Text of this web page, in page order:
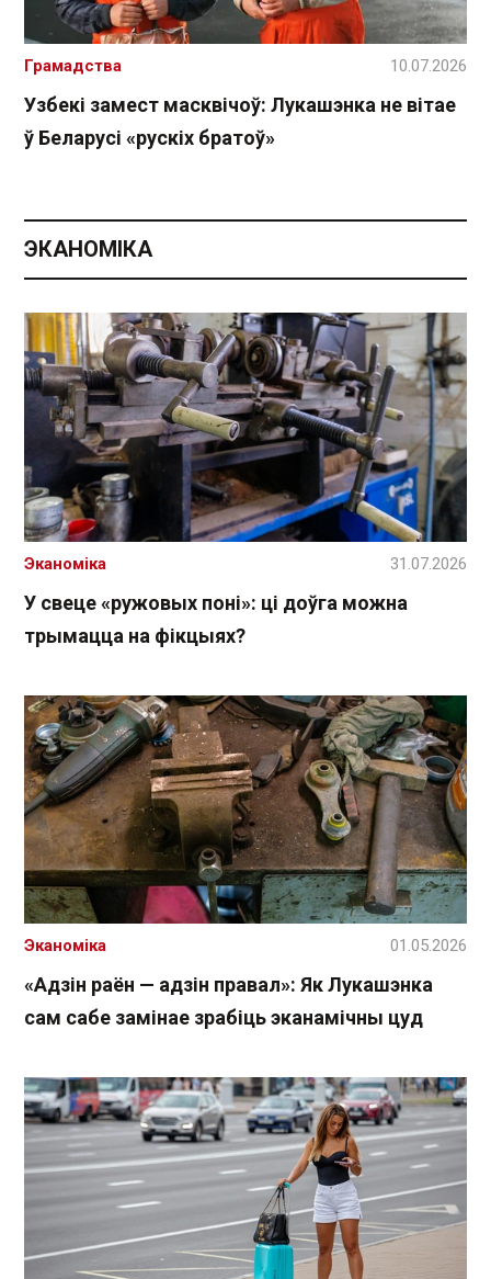
Узбекі замест масквічоў: Лукашэнка не вітае
ў Беларусі «рускіх братоў»
Грамадства 10.07.2026
ЭКАНОМІКА
У свеце «ружовых поні»: ці доўга можна
трымацца на фікцыях?
Эканоміка 31.07.2026
«Адзін раён — адзін правал»: Як Лукашэнка
сам сабе замінае зрабіць эканамічны цуд
Эканоміка 01.05.2026